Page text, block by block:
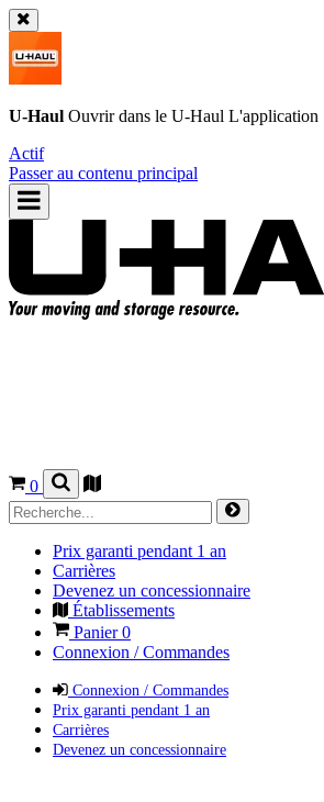
U-Haul Ouvrir dans le U-Haul L'application
Actif
Passer au contenu principal
0
Prix garanti pendant 1 an
Carrières
Devenez un concessionnaire
Établissements
Panier0
Connexion / Commandes
Connexion / Commandes
Prix garanti pendant 1 an
Carrières
Devenez un concessionnaire